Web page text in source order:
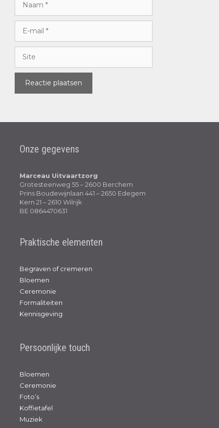
Onze gegevens
Marceau Uitvaartzorg
Grotesteenweg 55 – 2600 Berchem
Prins Boudewijnlaan 441 – 2650 Edegem
Kern 21 – 2610 Wilrijk
BE 0864470631
Praktische elementen
Begraven of cremeren
Bloemen
Ceremonie
Formaliteiten
Kennisgeving
Persoonlijke touch
Bloemen
Ceremonie
Foto’s
Koffietafel
Muziek